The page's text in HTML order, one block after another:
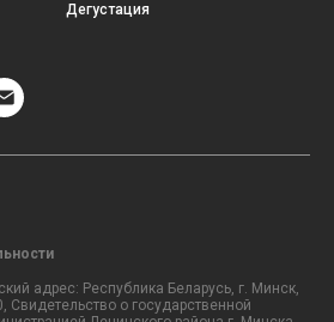
Дегустация
адрес: Республика Беларусь, г. Минск,
о государственной